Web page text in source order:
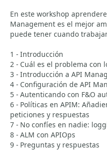
En este workshop
Management es el mejor
puede tener cuando
1 - Introducción
2 - Cuál es el problema con
3 - Introducción a API
4 - Configuración de API
5 - Autenticando con F&O
6 - Políticas en APIM:
peticiones y respuestas
7 - No confíes en nadie:
8 - ALM con APIOps
9 - Preguntas y respuestas